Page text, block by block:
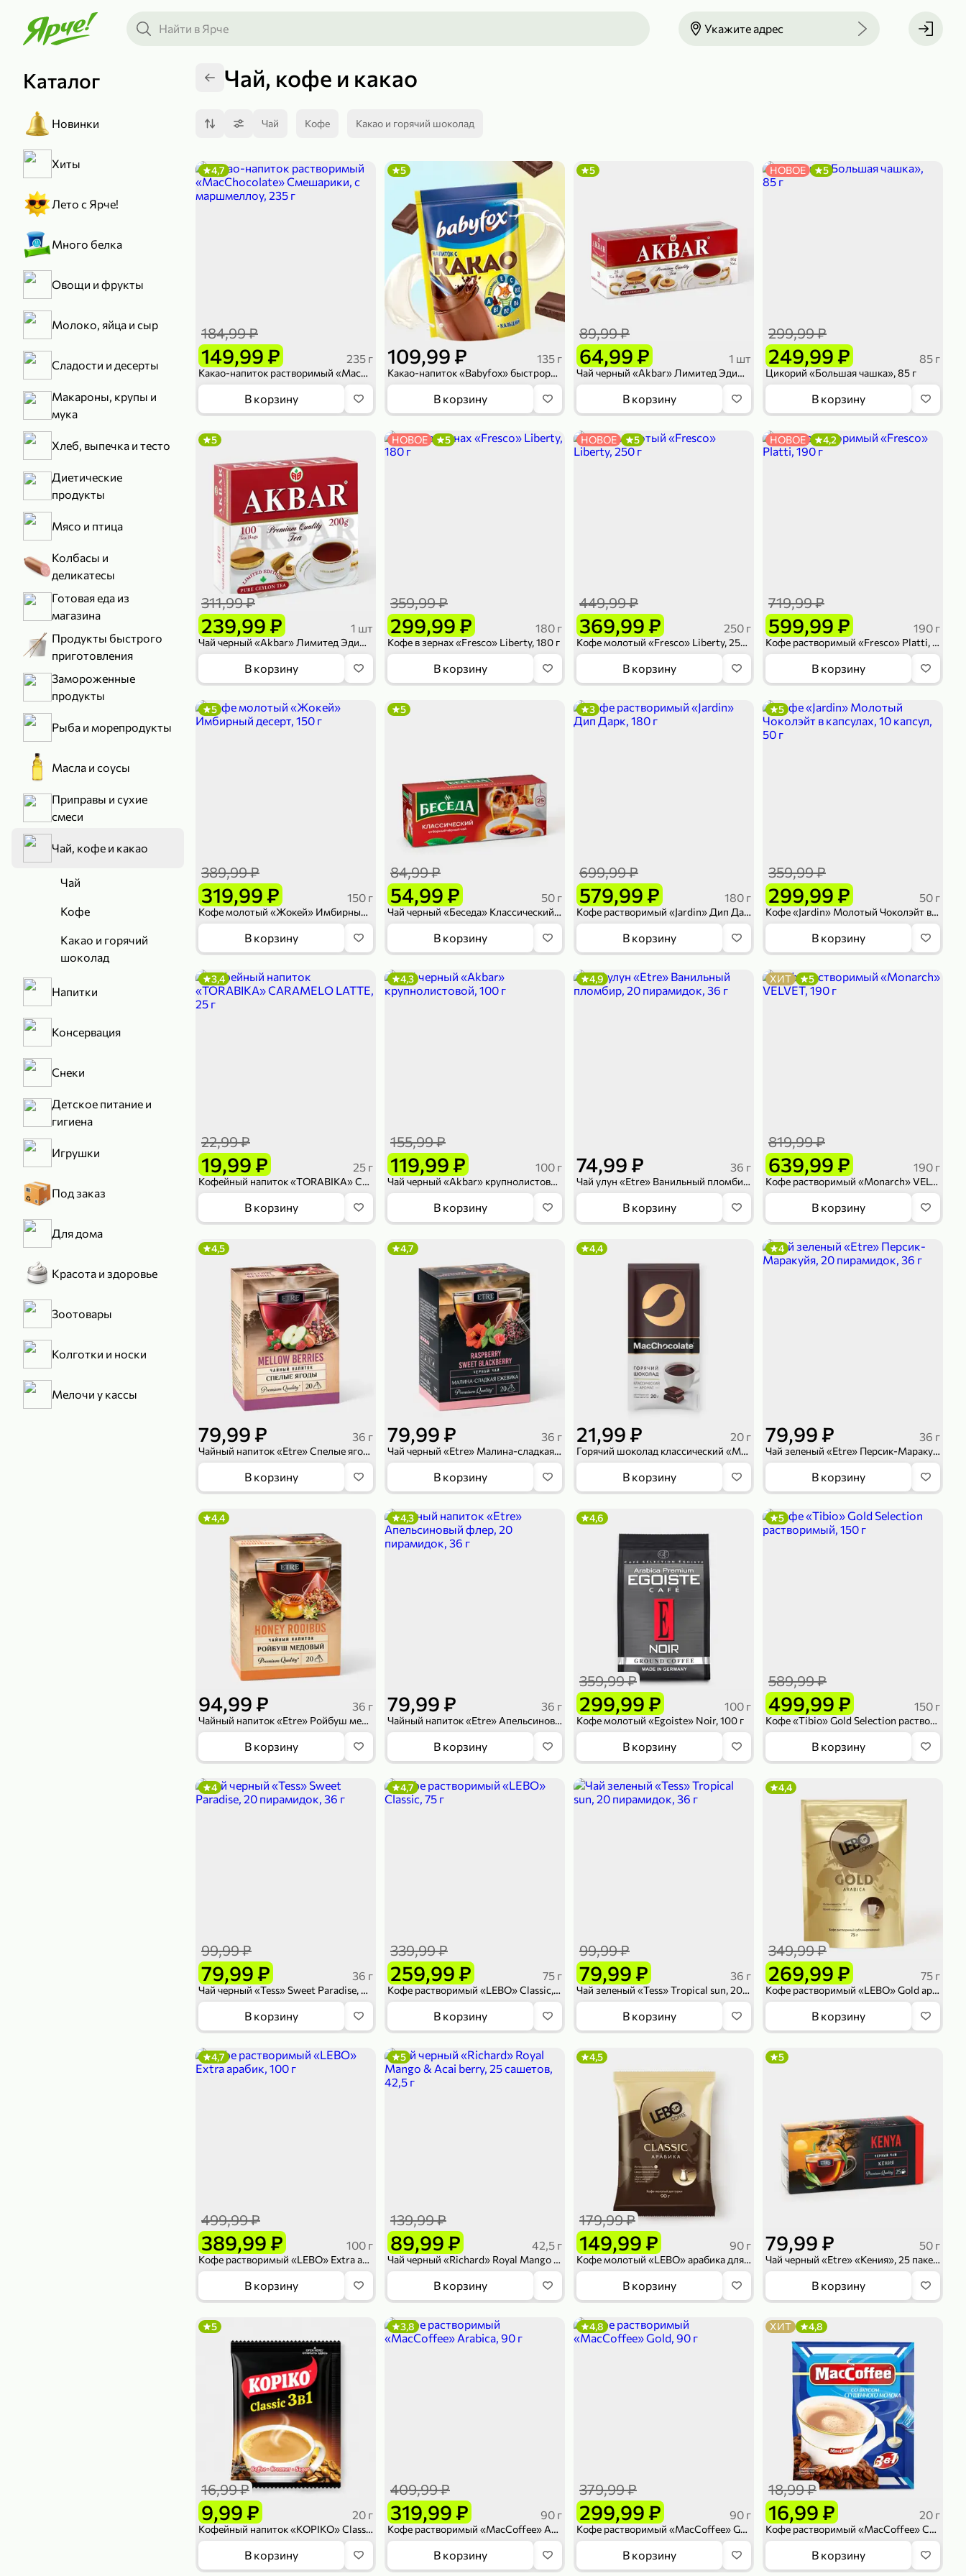
Укажите адрес
Каталог
Новинки
Хиты
Лето с Ярче!
Много белка
Овощи и фрукты
Молоко, яйца и сыр
Сладости и десерты
Макароны, крупы и
мука
Хлеб, выпечка и тесто
Диетические
продукты
Мясо и птица
Колбасы и
деликатесы
Готовая еда из
магазина
Продукты быстрого
приготовления
Замороженные
продукты
Рыба и морепродукты
Масла и соусы
Приправы и сухие
смеси
Чай, кофе и какао
Чай
Кофе
Какао и горячий
шоколад
Напитки
Консервация
Снеки
Детское питание и
гигиена
Игрушки
Под заказ
Для дома
Красота и здоровье
Зоотовары
Колготки и носки
Мелочи у кассы
Чай, кофе и какао
Чай Кофе Какао и горячий шоколад
149,99 ₽
184,99 ₽
235 г
Какао-напиток растворимый «MacChocolate» Смешарики, с маршмеллоу, 235 г
4,7
В корзину
109,99 ₽ 135 г
Какао-напиток «Babyfox» быстрорастворимый, 135 г
5
В корзину
64,99 ₽
89,99 ₽
1 шт
Чай черный «Akbar» Лимитед Эдишн, 25 пакетиков
5
В корзину
249,99 ₽
299,99 ₽
85 г
Цикорий «Большая чашка», 85 г
НОВОЕ 5
В корзину
239,99 ₽
311,99 ₽
1 шт
Чай черный «Akbar» Лимитед Эдишн, 100 пакетиков
5
В корзину
299,99 ₽
359,99 ₽
180 г
Кофе в зернах «Fresco» Liberty, 180 г
НОВОЕ 5
В корзину
369,99 ₽
449,99 ₽
250 г
Кофе молотый «Fresco» Liberty, 250 г
НОВОЕ 5
В корзину
599,99 ₽
719,99 ₽
190 г
Кофе растворимый «Fresco» Platti, 190 г
НОВОЕ 4,2
В корзину
319,99 ₽
389,99 ₽
150 г
Кофе молотый «Жокей» Имбирный десерт, 150 г
5
В корзину
54,99 ₽
84,99 ₽
50 г
Чай черный «Беседа» Классический, 25 пакетиков, 50 г
5
В корзину
579,99 ₽
699,99 ₽
180 г
Кофе растворимый «Jardin» Дип Дарк, 180 г
3
В корзину
299,99 ₽
359,99 ₽
50 г
Кофе «Jardin» Молотый Чоколэйт в капсулах, 10 капсул, 50 г
5
В корзину
19,99 ₽
22,99 ₽
25 г
Кофейный напиток «TORABIKA» CARAMELO LATTE, 25 г
3,4
В корзину
119,99 ₽
155,99 ₽
100 г
Чай черный «Akbar» крупнолистовой, 100 г
4,3
В корзину
74,99 ₽ 36 г
Чай улун «Etre» Ванильный пломбир, 20 пирамидок, 36 г
4,9
В корзину
639,99 ₽
819,99 ₽
190 г
Кофе растворимый «Monarch» VELVET, 190 г
ХИТ 5
В корзину
79,99 ₽ 36 г
Чайный напиток «Etre» Спелые ягоды, 20 пирамидок, 36 г
4,5
В корзину
79,99 ₽ 36 г
Чай черный «Etre» Малина-сладкая ежевика, 20 пирамидок, 36 г
4,7
В корзину
21,99 ₽ 20 г
Горячий шоколад классический «MacChocolate», 20 г
4,4
В корзину
79,99 ₽ 36 г
Чай зеленый «Etre» Персик-Маракуйя, 20 пирамидок, 36 г
4
В корзину
94,99 ₽ 36 г
Чайный напиток «Etre» Ройбуш медовый, 20 пирамидок, 36 г
4,4
В корзину
79,99 ₽ 36 г
Чайный напиток «Etre» Апельсиновый флер, 20 пирамидок, 36 г
4,3
В корзину
299,99 ₽
359,99 ₽
100 г
Кофе молотый «Egoiste» Noir, 100 г
4,6
В корзину
499,99 ₽
589,99 ₽
150 г
Кофе «Tibio» Gold Selection растворимый, 150 г
5
В корзину
79,99 ₽
99,99 ₽
36 г
Чай черный «Tess» Sweet Paradise, 20 пирамидок, 36 г
4
В корзину
259,99 ₽
339,99 ₽
75 г
Кофе растворимый «LEBO» Classic, 75 г
4,7
В корзину
79,99 ₽
99,99 ₽
36 г
Чай зеленый «Tess» Tropical sun, 20 пирамидок, 36 г
В корзину
269,99 ₽
349,99 ₽
75 г
Кофе растворимый «LEBO» Gold арабика, 75 г
4,4
В корзину
389,99 ₽
499,99 ₽
100 г
Кофе растворимый «LEBO» Extra арабик, 100 г
4,7
В корзину
89,99 ₽
139,99 ₽
42,5 г
Чай черный «Richard» Royal Mango & Acai berry, 25 сашетов, 42,5 г
5
В корзину
149,99 ₽
179,99 ₽
90 г
Кофе молотый «LEBO» арабика для турки, 90 г
4,5
В корзину
79,99 ₽ 50 г
Чай черный «Etre» «Кения», 25 пакетиков, 50 г
5
В корзину
9,99 ₽
16,99 ₽
20 г
Кофейный напиток «KOPIKO» Classic, 3 в 1, 20 г
5
В корзину
319,99 ₽
409,99 ₽
90 г
Кофе растворимый «MacCoffee» Arabica, 90 г
3,8
В корзину
299,99 ₽
379,99 ₽
90 г
Кофе растворимый «MacCoffee» Gold, 90 г
4,8
В корзину
16,99 ₽
18,99 ₽
20 г
Кофе растворимый «MacCoffee» Сгущенное молоко, 20 г
ХИТ 4,8
В корзину